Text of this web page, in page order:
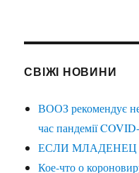
СВІЖІ НОВИНИ
ВООЗ рекомендує
час пандемії
ЕСЛИ
Кое-что о